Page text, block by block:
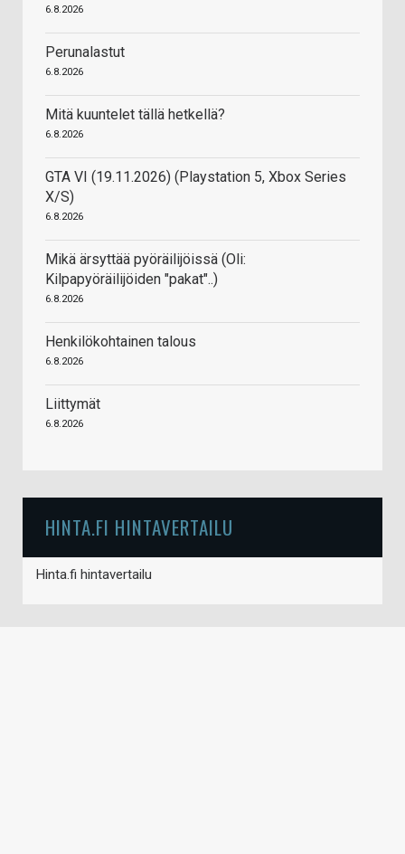
6.8.2026
Perunalastut
6.8.2026
Mitä kuuntelet tällä hetkellä?
6.8.2026
GTA VI (19.11.2026) (Playstation 5, Xbox Series
X/S)
6.8.2026
Mikä ärsyttää pyöräilijöissä (Oli:
Kilpapyöräilijöiden "pakat"..)
6.8.2026
Henkilökohtainen talous
6.8.2026
Liittymät
6.8.2026
HINTA.FI HINTAVERTAILU
Hinta.fi hintavertailu